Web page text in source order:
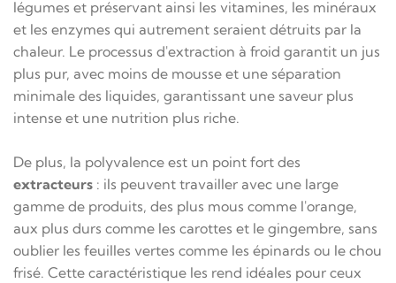
légumes et préservant ainsi les vitamines, les minéraux
et les enzymes qui autrement seraient détruits par la
chaleur. Le processus d'extraction à froid garantit un jus
plus pur, avec moins de mousse et une séparation
minimale des liquides, garantissant une saveur plus
intense et une nutrition plus riche.
De plus, la polyvalence est un point fort des
extracteurs : ils peuvent travailler avec une large
gamme de produits, des plus mous comme l'orange,
aux plus durs comme les carottes et le gingembre, sans
oublier les feuilles vertes comme les épinards ou le chou
frisé. Cette caractéristique les rend idéales pour ceux